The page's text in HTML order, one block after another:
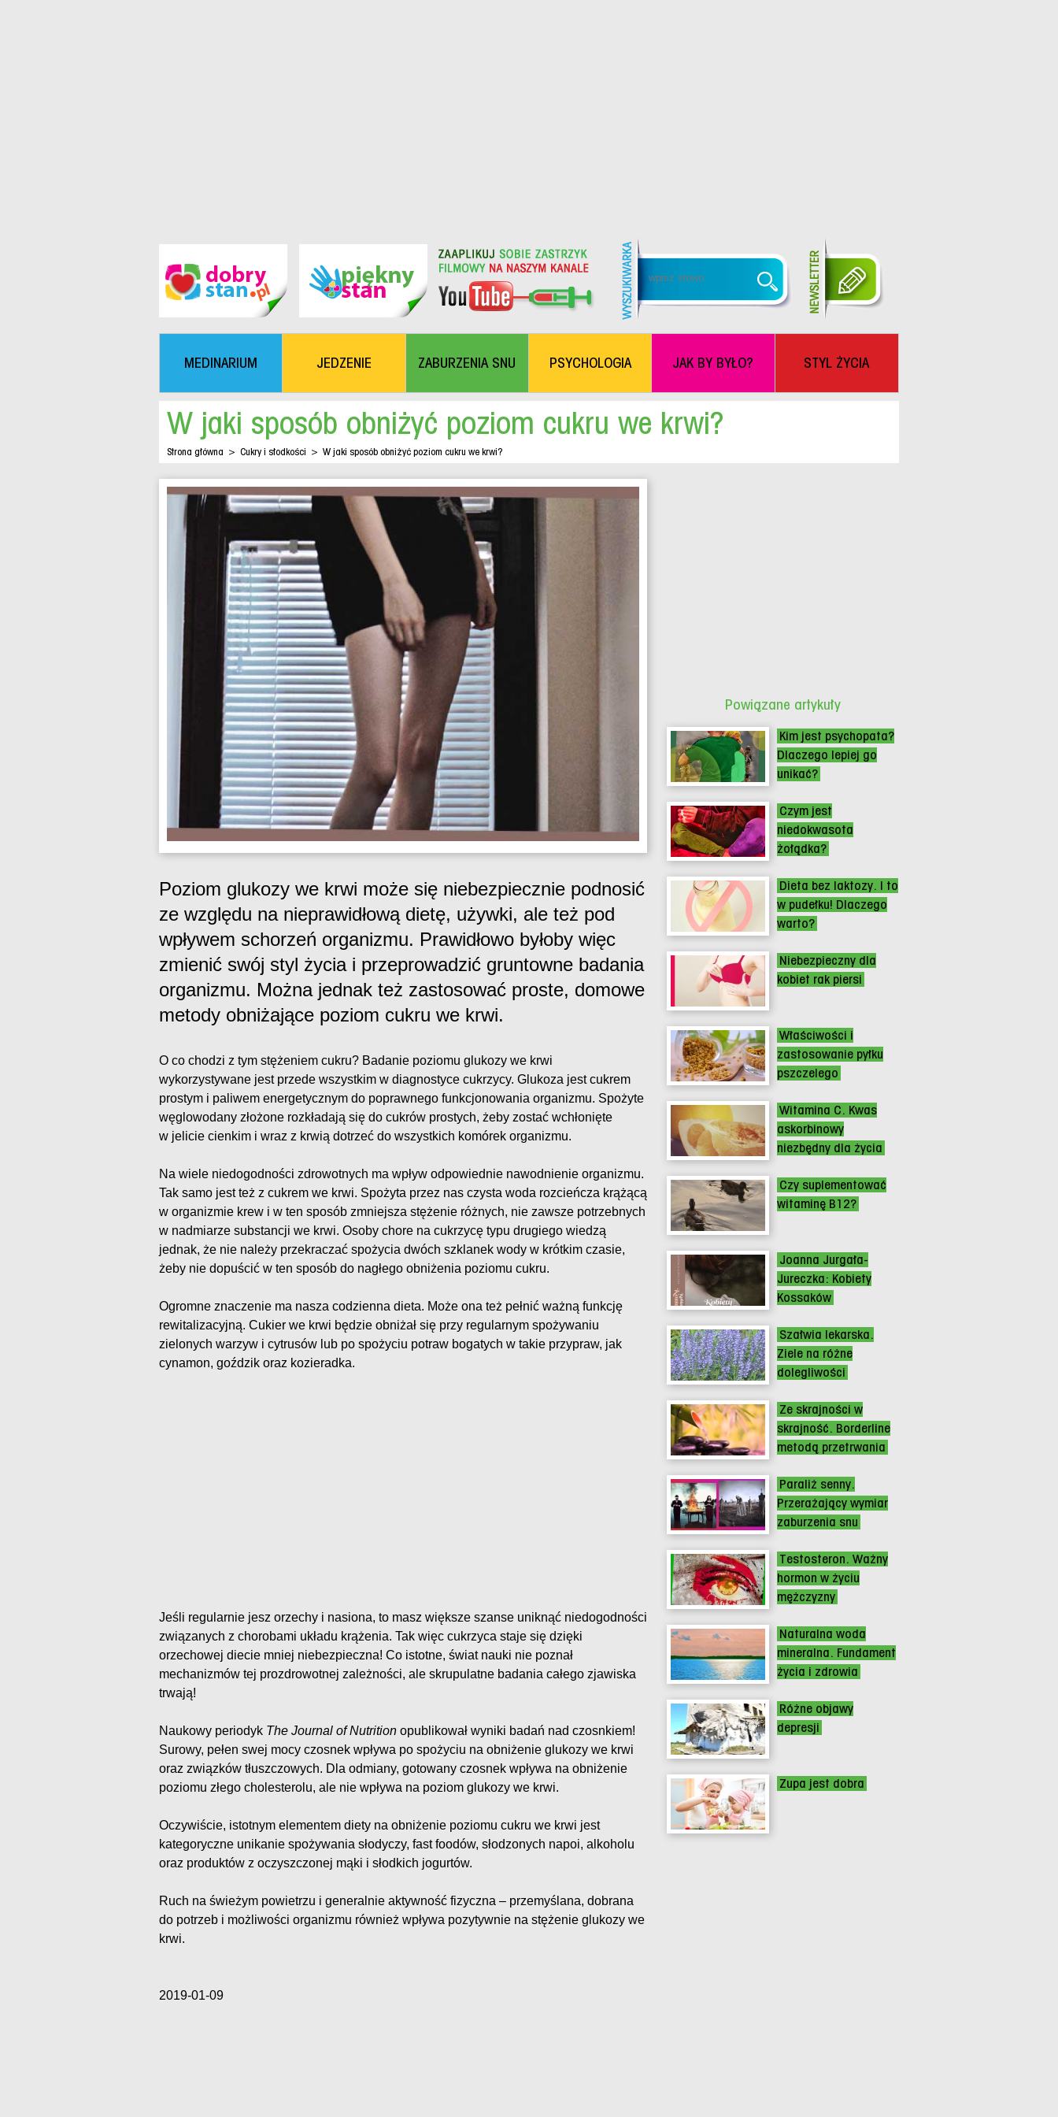
MEDINARIUM JEDZENIE ZABURZENIA SNU PSYCHOLOGIA JAK BY BYŁO? STYL ŻYCIA
W jaki sposób obniżyć poziom cukru we krwi?
Strona główna > Cukry i słodkości > W jaki sposób obniżyć poziom cukru we krwi?
Poziom glukozy we krwi może się niebezpiecznie podnosić
ze względu na nieprawidłową dietę, używki, ale też pod
wpływem schorzeń organizmu. Prawidłowo byłoby więc
zmienić swój styl życia i przeprowadzić gruntowne badania
organizmu. Można jednak też zastosować proste, domowe
metody obniżające poziom cukru we krwi.
O co chodzi z tym stężeniem cukru? Badanie poziomu glukozy we krwi
wykorzystywane jest przede wszystkim w diagnostyce cukrzycy. Glukoza jest cukrem
prostym i paliwem energetycznym do poprawnego funkcjonowania organizmu. Spożyte
węglowodany złożone rozkładają się do cukrów prostych, żeby zostać wchłonięte
w jelicie cienkim i wraz z krwią dotrzeć do wszystkich komórek organizmu.
Na wiele niedogodności zdrowotnych ma wpływ odpowiednie nawodnienie organizmu.
Tak samo jest też z cukrem we krwi. Spożyta przez nas czysta woda rozcieńcza krążącą
w organizmie krew i w ten sposób zmniejsza stężenie różnych, nie zawsze potrzebnych
w nadmiarze substancji we krwi. Osoby chore na cukrzycę typu drugiego wiedzą
jednak, że nie należy przekraczać spożycia dwóch szklanek wody w krótkim czasie,
żeby nie dopuścić w ten sposób do nagłego obniżenia poziomu cukru.
Ogromne znaczenie ma nasza codzienna dieta. Może ona też pełnić ważną funkcję
rewitalizacyjną. Cukier we krwi będzie obniżał się przy regularnym spożywaniu
zielonych warzyw i cytrusów lub po spożyciu potraw bogatych w takie przypraw, jak
cynamon, goździk oraz kozieradka.
Jeśli regularnie jesz orzechy i nasiona, to masz większe szanse uniknąć niedogodności
związanych z chorobami układu krążenia. Tak więc cukrzyca staje się dzięki
orzechowej diecie mniej niebezpieczna! Co istotne, świat nauki nie poznał
mechanizmów tej prozdrowotnej zależności, ale skrupulatne badania całego zjawiska
trwają!
Naukowy periodyk The Journal of Nutrition opublikował wyniki badań nad czosnkiem!
Surowy, pełen swej mocy czosnek wpływa po spożyciu na obniżenie glukozy we krwi
oraz związków tłuszczowych. Dla odmiany, gotowany czosnek wpływa na obniżenie
poziomu złego cholesterolu, ale nie wpływa na poziom glukozy we krwi.
Oczywiście, istotnym elementem diety na obniżenie poziomu cukru we krwi jest
kategoryczne unikanie spożywania słodyczy, fast foodów, słodzonych napoi, alkoholu
oraz produktów z oczyszczonej mąki i słodkich jogurtów.
Ruch na świeżym powietrzu i generalnie aktywność fizyczna – przemyślana, dobrana
do potrzeb i możliwości organizmu również wpływa pozytywnie na stężenie glukozy we
krwi.
2019-01-09
Powiązane artykuły
Kim jest psychopata?
Dlaczego lepiej go
unikać?
Czym jest
niedokwasota
żołądka?
Dieta bez laktozy. I to
w pudełku! Dlaczego
warto?
Niebezpieczny dla
kobiet rak piersi
Właściwości i
zastosowanie pyłku
pszczelego
Witamina C. Kwas
askorbinowy
niezbędny dla życia
Czy suplementować
witaminę B12?
Joanna Jurgała-
Jureczka: Kobiety
Kossaków
Szałwia lekarska.
Ziele na różne
dolegliwości
Ze skrajności w
skrajność. Borderline
metodą przetrwania
Paraliż senny.
Przerażający wymiar
zaburzenia snu
Testosteron. Ważny
hormon w życiu
mężczyzny
Naturalna woda
mineralna. Fundament
życia i zdrowia
Różne objawy
depresji
Zupa jest dobra